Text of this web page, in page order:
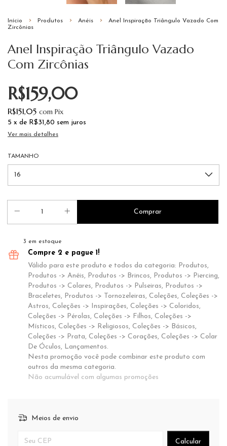
Início Produtos Anéis
Anel Inspiração Triângulo Vazado Com
Zircônias
Anel Inspiração Triângulo Vazado
Com Zircônias
R$159,00
R$151,05 com Pix
5 x de R$31,80 sem juros
Ver mais detalhes
TAMANHO
3 em estoque
Compre 2 e pague 1!
Válido para este produto e todos da categoria: Produtos,
Produtos -> Anéis, Produtos -> Brincos, Produtos -> Piercing,
Produtos -> Colares, Produtos -> Pulseiras, Produtos ->
Braceletes, Produtos -> Tornozeleiras, Coleções, Coleções ->
Astros, Coleções -> Inspirações, Coleções -> Coloridos,
Coleções -> Pérolas, Coleções -> Filhos, Coleções ->
Místicos, Coleções -> Religiosos, Coleções -> Básicos,
Coleções -> Prata, Coleções -> Corações, Coleções -> Colar
De Óculos, Lançamentos.
Nesta promoção você pode combinar este produto com
outros da mesma categoria.
Não acumulável com algumas promoções
Meios de envio
Calcular